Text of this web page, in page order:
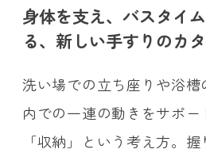
身体を支え、バスタイ
る、新しい手すりのカタ
洗い場での立ち座りや浴
内での一連の動きをサポ
「収納」という考え方。